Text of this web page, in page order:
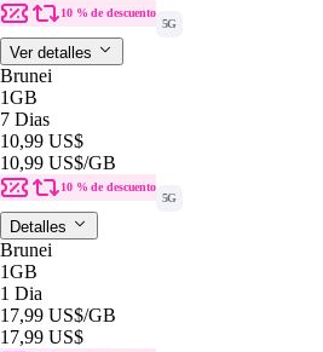
10 % de descuento
5G
Ver detalles
Brunei
1GB
7 Dias
10,99 US$
10,99 US$/GB
10 % de descuento
5G
Detalles
Brunei
1GB
1 Dia
17,99 US$/GB
17,99 US$